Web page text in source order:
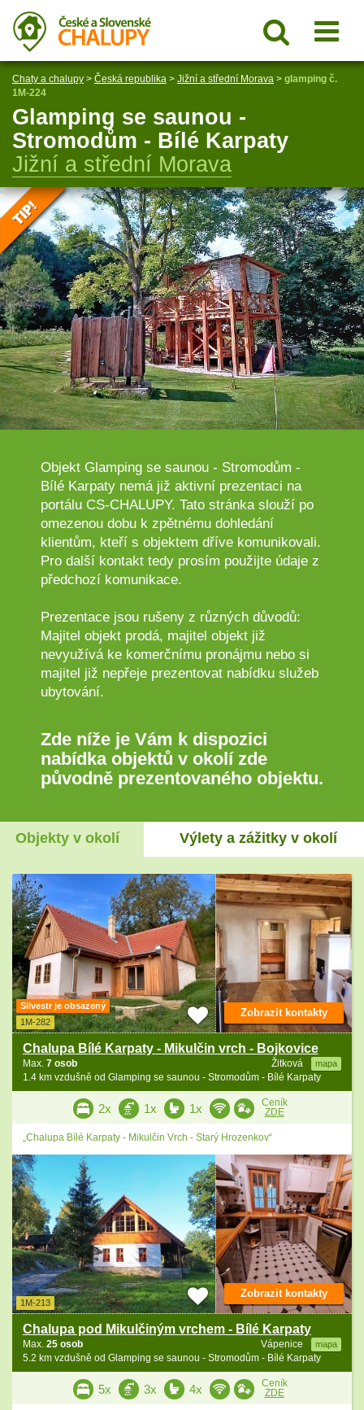
Chaty a chalupy > Česká republika > Jižní a střední Morava > glamping č.
1M-224
Glamping se saunou -
Stromodům - Bílé Karpaty
Jižní a střední Morava
Objekt Glamping se saunou - Stromodům -
Bílé Karpaty nemá již aktivní prezentaci na
portálu CS-CHALUPY. Tato stránka slouží po
omezenou dobu k zpětnému dohledání
klientům, kteří s objektem dříve komunikovali.
Pro další kontakt tedy prosím použijte údaje z
předchozí komunikace.
Prezentace jsou rušeny z různých důvodů:
Majitel objekt prodá, majitel objekt již
nevyužívá ke komerčnímu pronájmu nebo si
majitel již nepřeje prezentovat nabídku služeb
ubytování.
Zde níže je Vám k dispozici
nabídka objektů v okolí zde
původně prezentovaného objektu.
Objekty v okolí Výlety a zážitky v okolí
Silvestr je obsazený
1M-282
Chalupa Bílé Karpaty - Mikulčin vrch - Bojkovice
Žitková mapa
Max. 7 osob
1.4 km vzdušně od Glamping se saunou - Stromodům - Bílé Karpaty
Zobrazit kontakty
2x 1x 1x
Ceník
ZDE
„Chalupa Bílé Karpaty - Mikulčin Vrch - Starý Hrozenkov“
1M-213
Chalupa pod Mikulčiným vrchem - Bílé Karpaty
Vápenice mapa
Max. 25 osob
5.2 km vzdušně od Glamping se saunou - Stromodům - Bílé Karpaty
Zobrazit kontakty
5x 3x 4x
Ceník
ZDE